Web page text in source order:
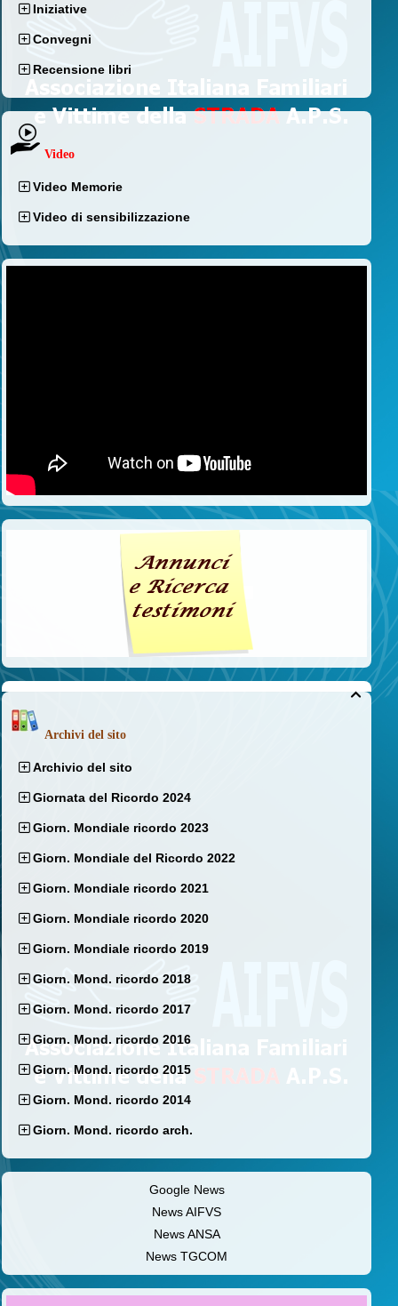
Iniziative
Convegni
Recensione libri
Video
Video Memorie
Video di sensibilizzazione

Archivi del sito
Archivio del sito
Giornata del Ricordo 2024
Giorn. Mondiale ricordo 2023
Giorn. Mondiale del Ricordo 2022
Giorn. Mondiale ricordo 2021
Giorn. Mondiale ricordo 2020
Giorn. Mondiale ricordo 2019
Giorn. Mond. ricordo 2018
Giorn. Mond. ricordo 2017
Giorn. Mond. ricordo 2016
Giorn. Mond. ricordo 2015
Giorn. Mond. ricordo 2014
Giorn. Mond. ricordo arch.
Google News
News AIFVS
News ANSA
News TGCOM